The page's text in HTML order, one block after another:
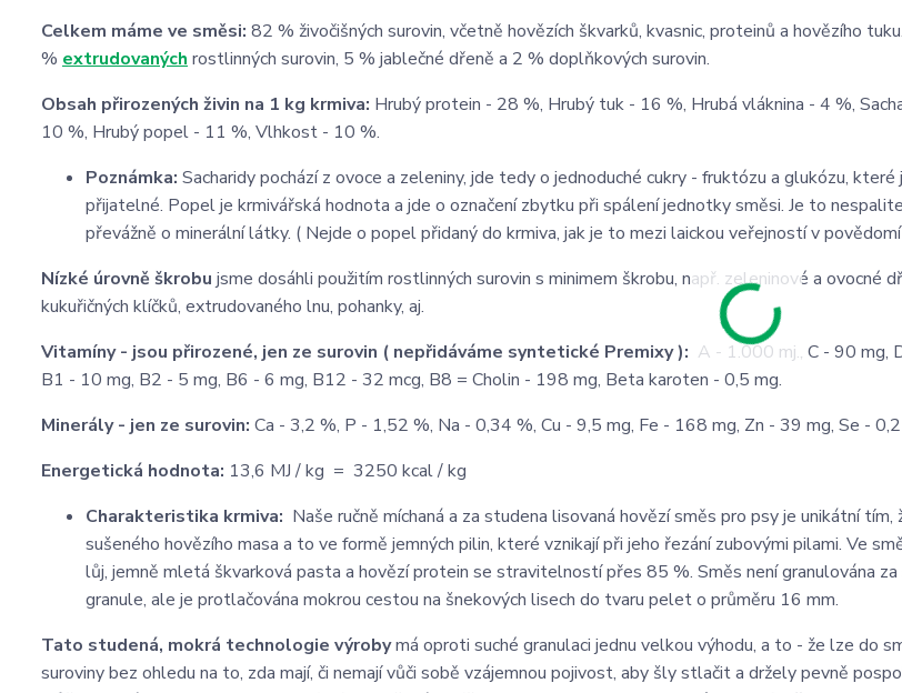
Celkem máme ve směsi: 82 % živočišných surovin, včetně hovězích škvarků, kvasnic, proteinů a hovězího
% extrudovaných rostlinných surovin, 5 % jablečné dřeně a 2 % doplňkových surovin.
Obsah přirozených živin na 1 kg krmiva: Hrubý protein - 28 %, Hrubý tuk - 16 %, Hrubá vláknina - 4 %,
10 %, Hrubý popel - 11 %, Vlhkost - 10 %.
Poznámka: Sacharidy pochází z ovoce a zeleniny, jde tedy o jednoduché cukry - fruktózu a glukózu, které
přijatelné. Popel je krmivářská hodnota a jde o označení zbytku při spálení jednotky směsi. Je to
převážně o minerální látky. ( Nejde o popel přidaný do krmiva, jak je to mezi laickou veřejností v povědomí
Nízké úrovně škrobu jsme dosáhli použitím rostlinných surovin s minimem škrobu, např. zeleninové a ovocné
kukuřičných klíčků, extrudovaného lnu, pohanky, aj.
Vitamíny - jsou přirozené, jen ze surovin ( nepřidáváme syntetické Premixy ): A - 1.000 mj., C - 90 mg,
B1 - 10 mg, B2 - 5 mg, B6 - 6 mg, B12 - 32 mcg, B8 = Cholin - 198 mg, Beta karoten - 0,5 mg.
Minerály - jen ze surovin: Ca - 3,2 %, P - 1,52 %, Na - 0,34 %, Cu - 9,5 mg, Fe - 168 mg, Zn - 39 mg, Se -
Energetická hodnota: 13,6 MJ / kg = 3250 kcal / kg
Charakteristika krmiva: Naše ručně míchaná a za studena lisovaná hovězí směs pro psy je unikátní tím,
sušeného hovězího masa a to ve formě jemných pilin, které vznikají při jeho řezání zubovými pilami. Ve
lůj, jemně mletá škvarková pasta a hovězí protein se stravitelností přes 85 %. Směs není granulována za
granule, ale je protlačována mokrou cestou na šnekových lisech do tvaru pelet o průměru 16 mm.
Tato studená, mokrá technologie výrobymá oproti suché granulaci jednu velkou výhodu, a to - že lze do
suroviny bez ohledu na to, zda mají, či nemají vůči sobě vzájemnou pojivost, aby šly stlačit a držely pevně